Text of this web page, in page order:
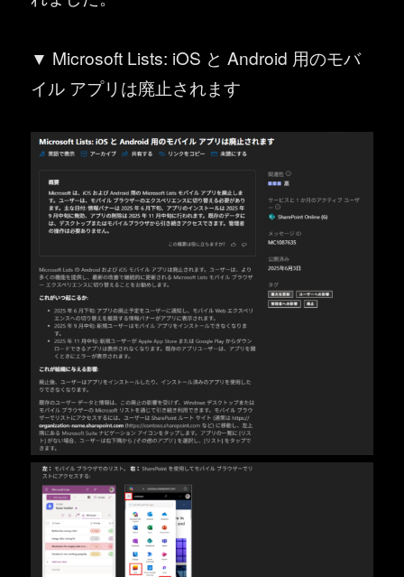
▼ Microsoft Lists: iOS と Android 用のモバ
イル アプリは廃止されます